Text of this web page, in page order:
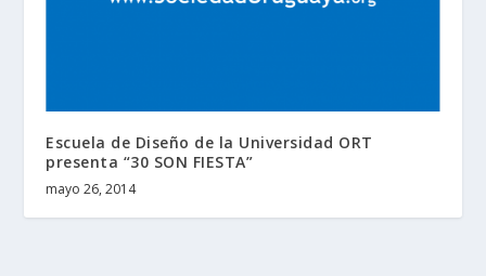
Escuela de Diseño de la Universidad ORT
presenta “30 SON FIESTA”
mayo 26, 2014